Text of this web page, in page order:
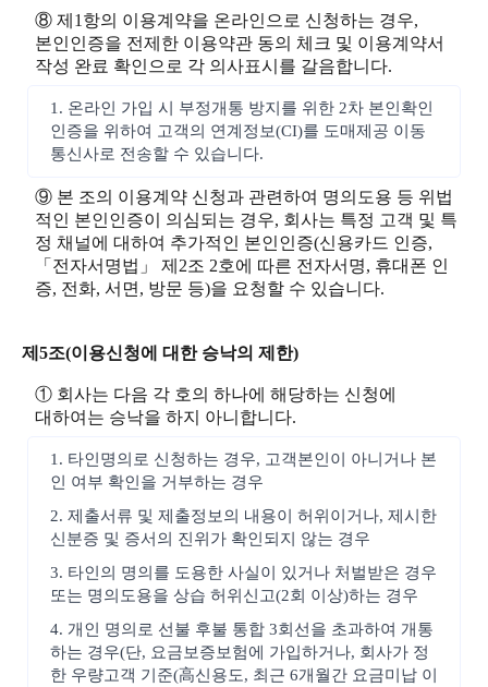
⑧ 제1항의 이용계약을 온라인으로 신청하는 경우,
본인인증을 전제한 이용약관 동의 체크 및 이용계약서
작성 완료 확인으로 각 의사표시를 갈음합니다.
1. 온라인 가입 시 부정개통 방지를 위한 2차 본인확인
인증을 위하여 고객의 연계정보(CI)를 도매제공 이동
통신사로 전송할 수 있습니다.
⑨ 본 조의 이용계약 신청과 관련하여 명의도용 등 위법
적인 본인인증이 의심되는 경우, 회사는 특정 고객 및 특
정 채널에 대하여 추가적인 본인인증(신용카드 인증,
「전자서명법」 제2조 2호에 따른 전자서명, 휴대폰 인
증, 전화, 서면, 방문 등)을 요청할 수 있습니다.
제5조(이용신청에 대한 승낙의 제한)
① 회사는 다음 각 호의 하나에 해당하는 신청에
대하여는 승낙을 하지 아니합니다.
1. 타인명의로 신청하는 경우, 고객본인이 아니거나 본
인 여부 확인을 거부하는 경우
2. 제출서류 및 제출정보의 내용이 허위이거나, 제시한
신분증 및 증서의 진위가 확인되지 않는 경우
3. 타인의 명의를 도용한 사실이 있거나 처벌받은 경우
또는 명의도용을 상습 허위신고(2회 이상)하는 경우
4. 개인 명의로 선불 후불 통합 3회선을 초과하여 개통
하는 경우(단, 요금보증보험에 가입하거나, 회사가 정
한 우량고객 기준(高신용도, 최근 6개월간 요금미납 이